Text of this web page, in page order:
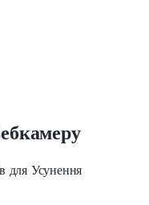
для Усунення